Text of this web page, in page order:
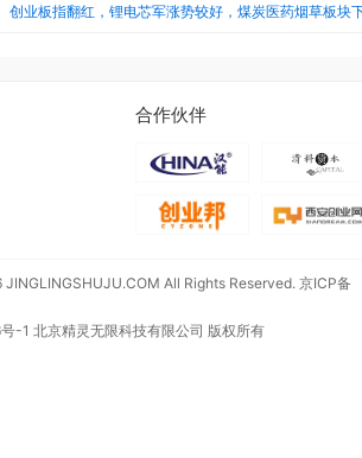
创业板指翻红，锂电芯军涨势较好，煤炭医药烟草板块
合作伙伴
All Rights Reserved.京ICP备
-1 北京精灵无限科技有限公司 版权所有